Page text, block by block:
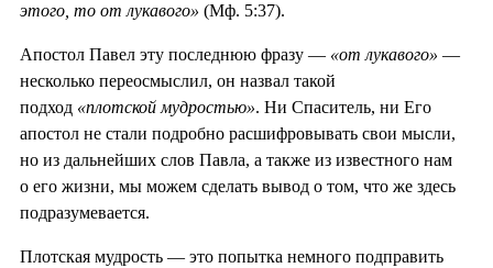
этого, то от лукавого» (Мф. 5:37).
Апостол Павел эту последнюю фразу — «от лукавого» —
несколько переосмыслил, он назвал такой
подход «плотской мудростью». Ни Спаситель, ни Его
апостол не стали подробно расшифровывать свои мысли,
но из дальнейших слов Павла, а также из известного нам
о его жизни, мы можем сделать вывод о том, что же здесь
подразумевается.
Плотская мудрость — это попытка немного подправить